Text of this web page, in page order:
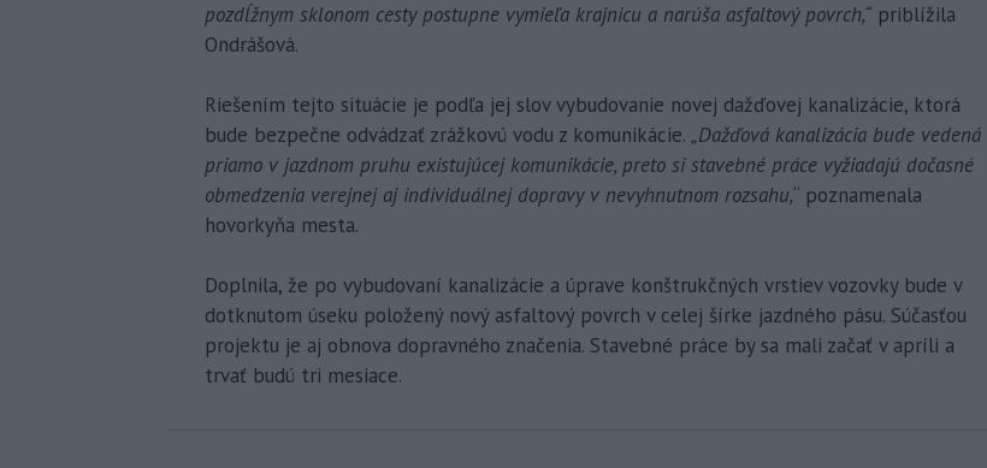
pozdĺžnym sklonom cesty postupne vymieľa krajnicu a narúša asfaltový povrch,“ priblížila
Ondrášová.
Riešením tejto situácie je podľa jej slov vybudovanie novej dažďovej kanalizácie, ktorá
bude bezpečne odvádzať zrážkovú vodu z komunikácie. „Dažďová kanalizácia bude vedená
priamo v jazdnom pruhu existujúcej komunikácie, preto si stavebné práce vyžiadajú dočasné
obmedzenia verejnej aj individuálnej dopravy v nevyhnutnom rozsahu,“ poznamenala
hovorkyňa mesta.
Doplnila, že po vybudovaní kanalizácie a úprave konštrukčných vrstiev vozovky bude v
dotknutom úseku položený nový asfaltový povrch v celej šírke jazdného pásu. Súčasťou
projektu je aj obnova dopravného značenia. Stavebné práce by sa mali začať v apríli a
trvať budú tri mesiace.